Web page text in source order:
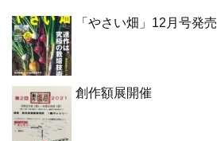
「やさい畑」12月号発売
創作額展開催